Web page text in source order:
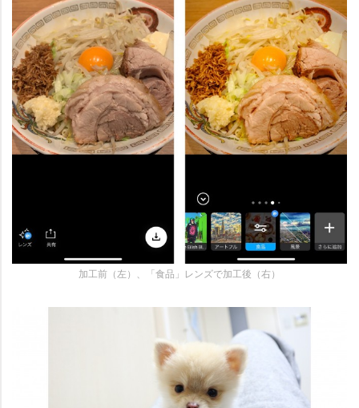
加工前（左）、「食品」レンズで加工後（右）